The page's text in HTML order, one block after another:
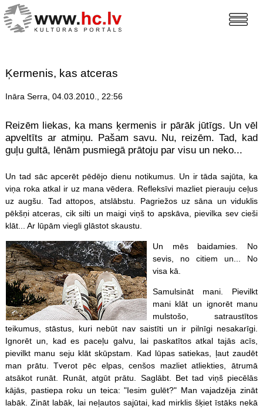
Ķermenis, kas atceras
Ināra Serra, 04.03.2010., 22:56
Reizēm liekas, ka mans ķermenis ir pārāk jūtīgs. Un vēl
apveltīts ar atmiņu. Pašam savu. Nu, reizēm. Tad, kad
guļu gultā, lēnām pusmiegā prātoju par visu un neko...
Un tad sāc apcerēt pēdējo dienu notikumus. Un ir tāda sajūta, ka
viņa roka atkal ir uz mana vēdera. Refleksīvi mazliet pierauju ceļus
uz augšu. Tad attopos, atslābstu. Pagriežos uz sāna un viduklis
pēkšņi atceras, cik silti un maigi viņš to apskāva, pievilka sev cieši
klāt... Ar lūpām viegli glāstot skaustu.
Un mēs baidamies.
No
sevis, no citiem un... No
visa kā.
Samulsināt mani. Pievilkt
mani klāt un ignorēt manu
mulstošo, satraustītos
teikumus, stāstus, kuri nebūt nav saistīti un ir pilnīgi nesakarīgi.
Ignorēt un, kad es paceļu galvu, lai paskatītos atkal tajās acīs,
pievilkt manu seju klāt skūpstam. Kad lūpas satiekas, ļaut zaudēt
man prātu. Tverot pēc elpas, cenšos mazliet atliekties, ātrumā
atsākot runāt. Runāt, atgūt prātu. Saglābt. Bet tad viņš piecēlās
kājās, pastiepa roku un teica: "Iesim gulēt?" Man vajadzēja zināt
labāk. Zināt labāk, lai neļautos sajūtai, kad mirklis šķiet īstāks nekā